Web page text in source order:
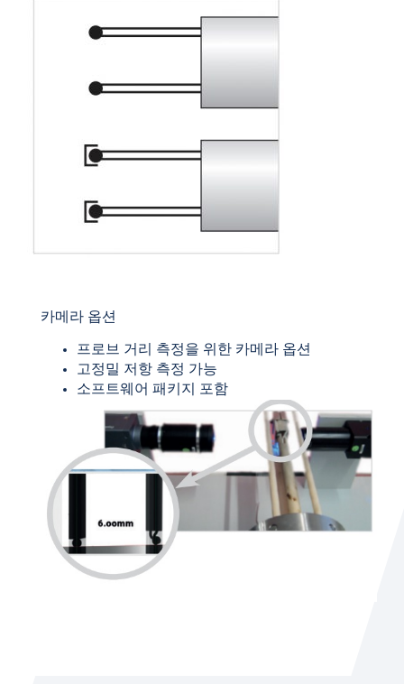
카메라 옵션
프로브 거리 측정을 위한 카메라 옵션
고정밀 저항 측정 가능
소프트웨어 패키지 포함